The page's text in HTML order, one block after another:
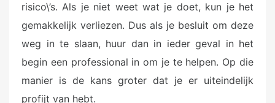
risico\’s. Als je niet weet wat je doet, kun je het
gemakkelijk verliezen. Dus als je besluit om deze
weg in te slaan, huur dan in ieder geval in het
begin een professional in om je te helpen. Op die
manier is de kans groter dat je er uiteindelijk
profijt van hebt.